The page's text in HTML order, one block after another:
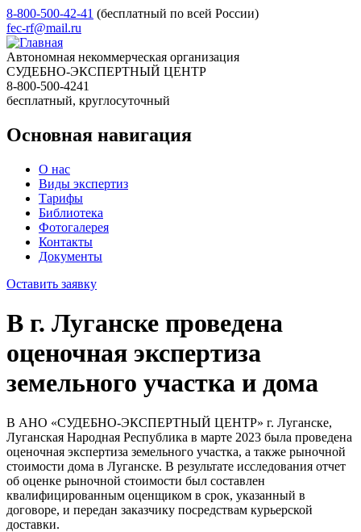
8-800-500-42-41 (бесплатный по всей России)
fec-rf@mail.ru
Автономная некоммерческая организация
СУДЕБНО-ЭКСПЕРТНЫЙ ЦЕНТР
8-800-500-4241
бесплатный, круглосуточный
Основная навигация
О нас
Виды экспертиз
Тарифы
Библиотека
Фотогалерея
Контакты
Документы
Оставить заявку
В г. Луганске проведена
оценочная экспертиза
земельного участка и дома
В АНО «СУДЕБНО-ЭКСПЕРТНЫЙ ЦЕНТР» г. Луганске,
Луганская Народная Республика в марте 2023 была проведена
оценочная экспертиза земельного участка, а также рыночной
стоимости дома в Луганске. В результате исследования отчет
об оценке рыночной стоимости был составлен
квалифицированным оценщиком в срок, указанный в
договоре, и передан заказчику посредствам курьерской
доставки.